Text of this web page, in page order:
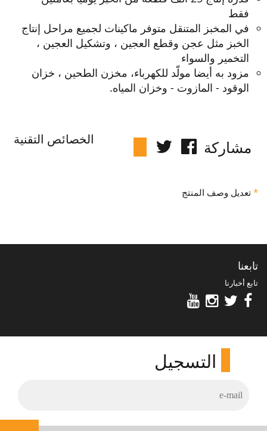
فقط
في المخبز المتنقل متوفر ماكينات لجميع مراحل إنتاج
الخبز مثل عجن وقطع العجين ، وتشكيل العجين ،
التخمير والسواء
مزود به أيضا مولّد للكهرباء، مخزن الطحين ، خزان
الوقود - المازوت - وخزان المياه.
الخصائص التقنية مشاركة
* تعديل وصف المنتج
تابعنا
تابع أخبارنا
التسجيل